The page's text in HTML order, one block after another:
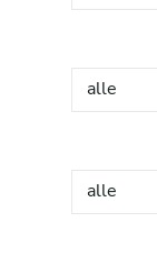
alle
alle